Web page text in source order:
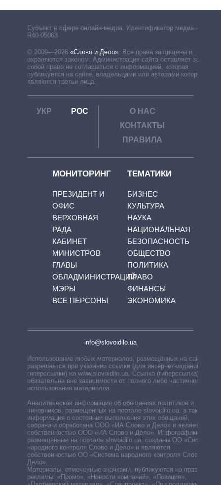
Субъект в сфере онлайн-медиа. Идентификатор медиа –
R40-05063
© 2009—2026 «Слово и Дело». Все права защищены и
охраняются законом. Администрация сайта оставляет за
собой право не соглашаться с информацией, которая
публикуется на сайте, владельцами или авторами которой
являются третьи лица.
УКР РОС
О НАС
КОНТАКТЫ
ПРАВИЛА
МОНИТОРИНГ
ПРЕЗИДЕНТ И
ОФИС
ВЕРХОВНАЯ
РАДА
КАБИНЕТ
МИНИСТРОВ
ГЛАВЫ
ОБЛАДМИНИСТРАЦИЙ
МЭРЫ
ВСЕ ПЕРСОНЫ
ТЕМАТИКИ
БИЗНЕС
КУЛЬТУРА
НАУКА
НАЦИОНАЛЬНАЯ
БЕЗОПАСНОСТЬ
ОБЩЕСТВО
ПОЛИТИКА
ПРАВО
ФИНАНСЫ
ЭКОНОМИКА
info@slovoidilo.ua
Использование любых материалов, размещённых на сайте,
разрешается при указании ссылки (для интернет-изданий —
гиперссылки) на www.slovoidilo.ua. Ссылка (гиперссылка)
обязательна вне зависимости от полного либо частичного
использования материалов.
Аналитическая информация об обещаниях политиков и
чиновников, размещенных на портале slovoidilo.ua, а также
информация о состоянии выполнения этих обещаний,
собрана и обработана ООО «ИА Слово и Дело» и является
собственностью ООО «ИА Слово и Дело». Инфографики,
размещенные на портале slovoidilo.ua, созданы ОО «Система
народного контроля Слово и Дело» и являются
собственностью ОО «Система народного контроля Слово и
Дело».
Материалы, отмеченные значками, публикуются на правах
рекламы: «Промо», «Новости компаний», «Позиция»,